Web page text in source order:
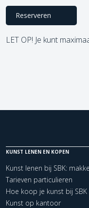
Reserveren
LET OP! Je kunt
KUNST LENEN EN KOPEN
Kunst lenen bij SBK:
Tarieven particulieren
Hoe koop je kunst bij SBK
Kunst op kantoor